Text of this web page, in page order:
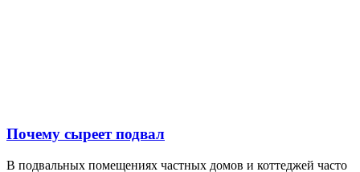
Почему сыреет подвал
В подвальных помещениях частных домов и коттеджей часто